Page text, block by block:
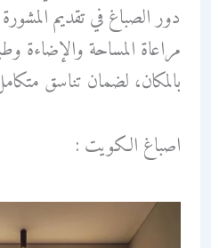
دور الصباغ في تقديم
مراعاة المساحة والإضاءة
بالمكان، لضمان تناسق
اصباغ الكويت :